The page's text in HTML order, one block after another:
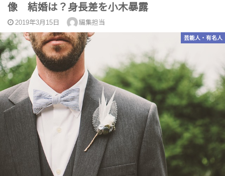
像 結婚は？身長差を小木暴露
2019年3月15日 編集担当
芸能人・有名人